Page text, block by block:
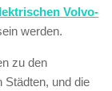
Volvo-
werden.
zu den
Städten, und die